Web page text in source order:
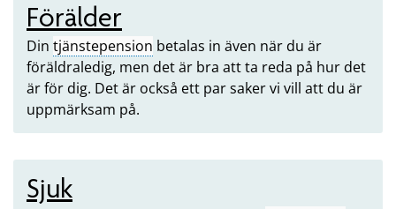
Förälder
Din tjänstepension betalas in även när du är
föräldraledig, men det är bra att ta reda på hur det
är för dig. Det är också ett par saker vi vill att du är
uppmärksam på.
Sjuk